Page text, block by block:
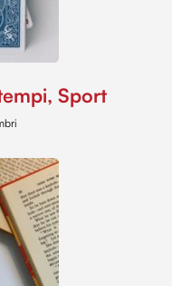
Sport